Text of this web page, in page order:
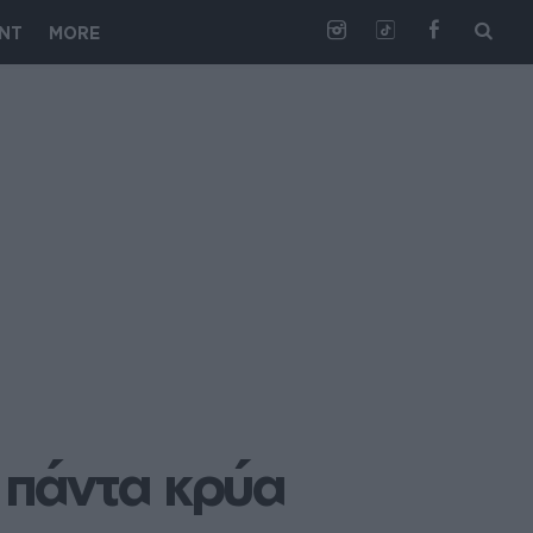
MORE
πάντα κρύα